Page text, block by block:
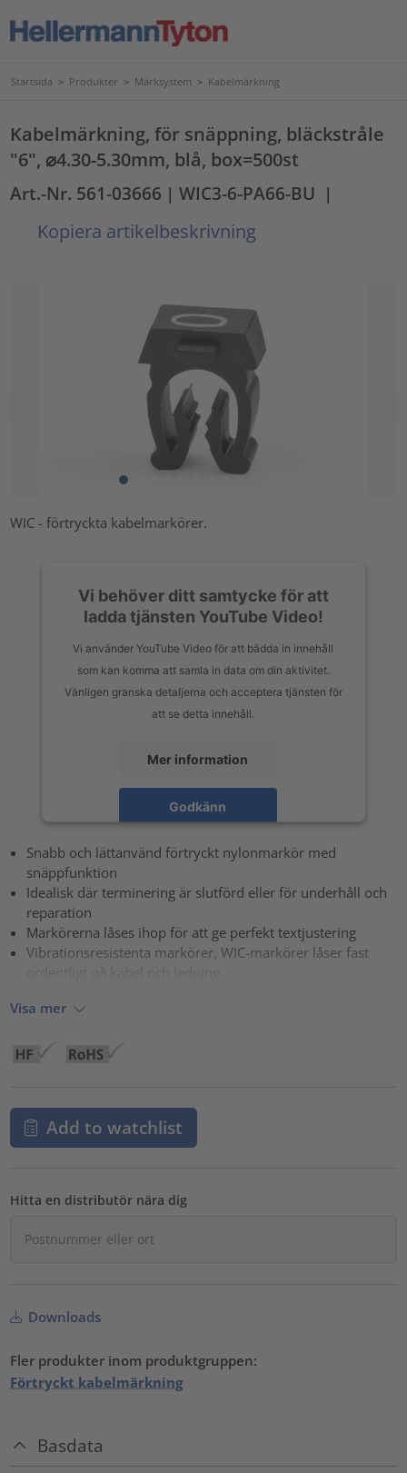
Startsida > Produkter > Märksystem > Kabelmärkning
Kabelmärkning, för snäppning, bläckstråle
"6", ⌀4.30-5.30mm, blå, box=500st
Art.-Nr. 561-03666 | WIC3-6-PA66-BU |
Kopiera artikelbeskrivning
WIC - förtryckta kabelmarkörer.
Vi behöver ditt samtycke för att
ladda tjänsten YouTube Video!
Vi använder YouTube Video för att bädda in innehåll
som kan komma att samla in data om din aktivitet.
Vänligen granska detaljerna och acceptera tjänsten för
att se detta innehåll.
Mer information
Godkänn
Snabb och lättanvänd förtryckt nylonmarkör med
snäppfunktion
Idealisk där terminering är slutförd eller för underhåll och
reparation
Markörerna låses ihop för att ge perfekt textjustering
Vibrationsresistenta markörer, WIC-markörer låser fast
Visa mer
Add to watchlist
Hitta en distributör nära dig
Downloads
Fler produkter inom produktgruppen:
Förtryckt kabelmärkning
Basdata